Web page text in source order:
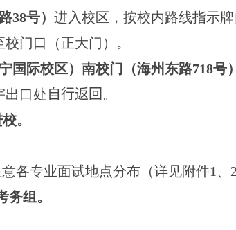
38号）进入校区，按校内路线指示
门口（正大门）。
国际校区）南校门（海州东路718号
出口处 自行返回 。
。
各专业面试地点分布（详见附件1 、 2
务组。